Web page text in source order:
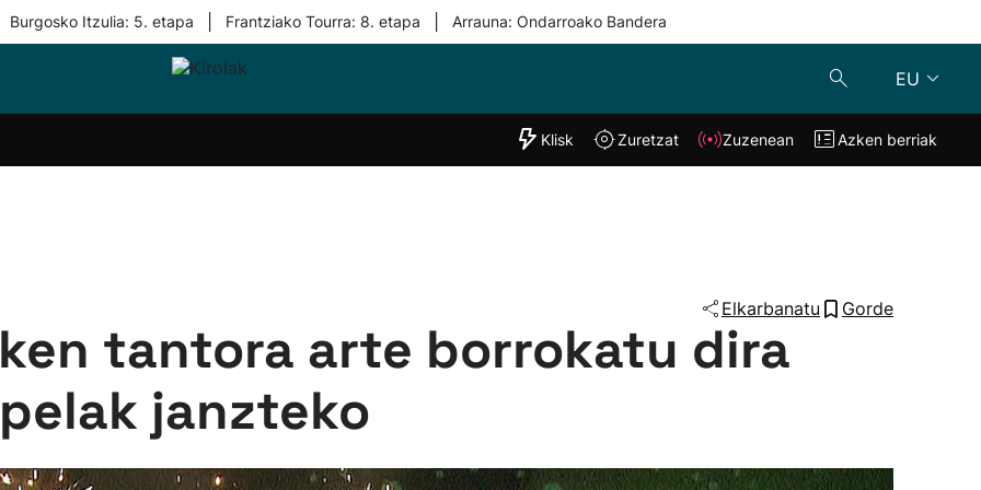
Burgosko Itzulia: 5. etapa Frantziako Tourra: 8. etapa Arrauna: Ondarroako Bandera
EU
Taldeak
"Helmuga"
Klisk Zuzenean
Klisk Zuretzat Zuzenean Azken berriak
Elkarbanatu Gorde
tantora arte borrokatu dira
janzteko